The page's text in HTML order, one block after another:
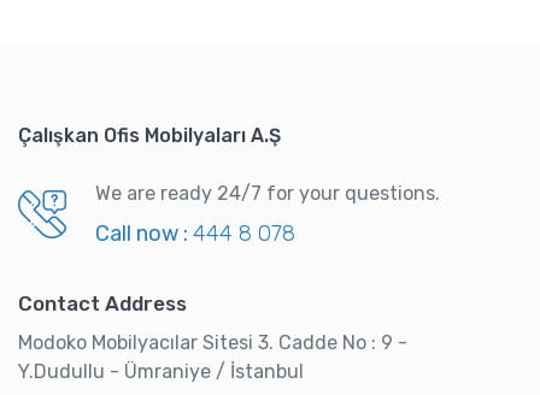
Çalışkan Ofis Mobilyaları A.Ş
We are ready 24/7 for your questions.
Call now : 444 8 078
Contact Address
Modoko Mobilyacılar Sitesi 3. Cadde No : 9 -
Y.Dudullu - Ümraniye / İstanbul